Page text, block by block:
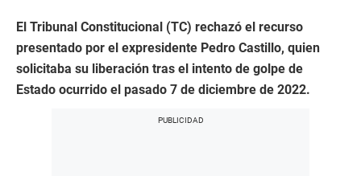
El Tribunal Constitucional (TC) rechazó el recurso
presentado por el expresidente Pedro Castillo, quien
solicitaba su liberación tras el intento de golpe de
Estado ocurrido el pasado 7 de diciembre de 2022.